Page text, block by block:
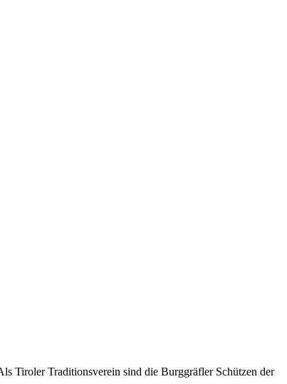
Tiroler Traditionsverein sind die Burggräfler Schützen der